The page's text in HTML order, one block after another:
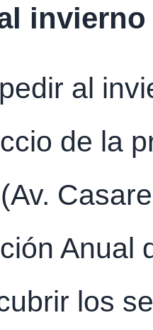
al
de la
Anual
los